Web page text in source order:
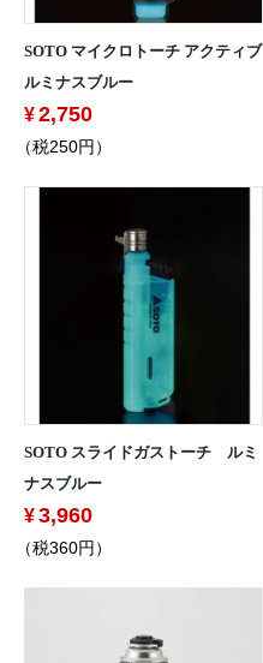
SOTO マイクロトーチ アクティブ
ルミナスブルー
2,750
（税250円）
SOTO スライドガストーチ ルミ
ナスブルー
3,960
（税360円）